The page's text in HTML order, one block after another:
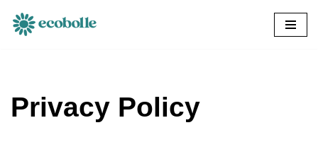
Vai
Privacy Policy